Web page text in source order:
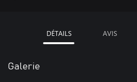
DÉTAILS AVIS
Galerie